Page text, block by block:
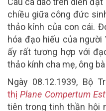
chiều giữa công đức
thảo kính của con cái.
hóa đạo hiếu của
ấy rất tương hợp với
thảo kính cha mẹ, ông
Ngày 08.12.1939, Bộ
thịPlane Compertum Est
tiên trong tinh thần hội